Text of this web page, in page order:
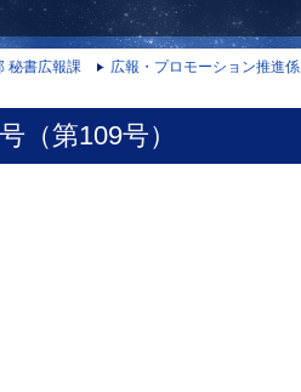
秘書広報課 広報・プロモーション推進係
（第109号）